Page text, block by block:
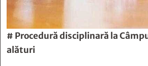
# Procedură disciplinară la
alături